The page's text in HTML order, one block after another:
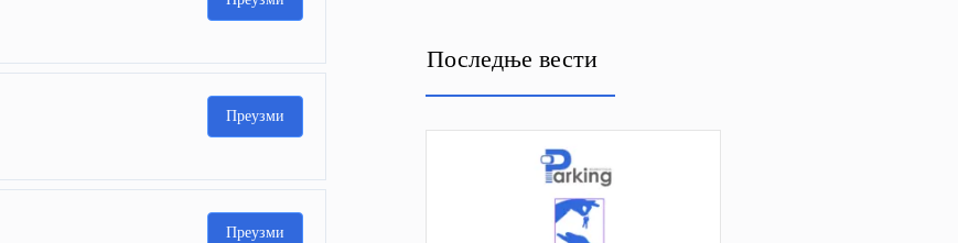
Преузми
Преузми
Последње вести